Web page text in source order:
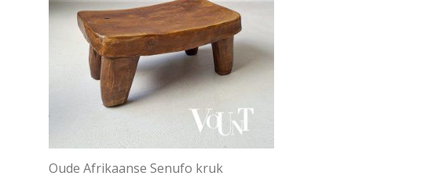
Oude Afrikaanse Senufo kruk